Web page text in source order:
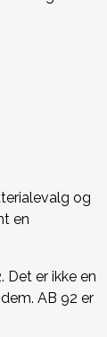
og
en
er ikke en
AB 92 er